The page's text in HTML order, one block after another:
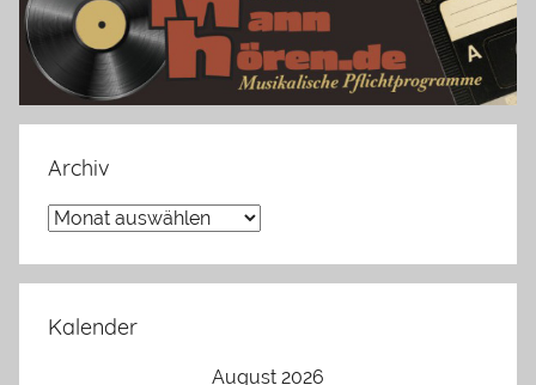
Archiv
Archiv
Kalender
August 2026